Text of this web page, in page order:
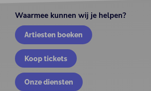
Waarmee kunnen wij je helpen?
Artiesten boeken
Koop tickets
Onze diensten